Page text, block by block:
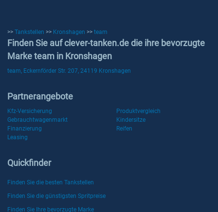
>> Tankstellen >> Kronshagen >> team
Finden Sie auf clever-tanken.de die ihre bevorzugte
Marke team in Kronshagen
team, Eckernförder Str. 207, 24119 Kronshagen
Partnerangebote
Kfz-Versicherung
Produktvergleich
Gebrauchtwagenmarkt
Kindersitze
Finanzierung
Reifen
Leasing
Quickfinder
Finden Sie die besten Tankstellen
Finden Sie die günstigsten Spritpreise
Finden Sie Ihre bevorzugte Marke